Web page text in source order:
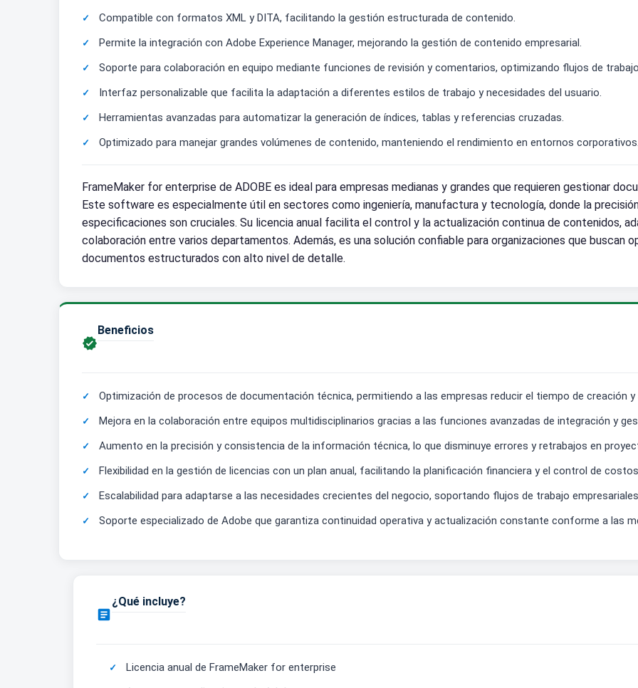
Compatible con formatos XML y DITA, facilitando la gestión estructurada de contenido.
Permite la integración con Adobe Experience Manager, mejorando la gestión de contenido empresarial.
Soporte para colaboración en equipo mediante funciones de revisión y comentarios, optimizando flujos de
Interfaz personalizable que facilita la adaptación a diferentes estilos de trabajo y necesidades del usuario.
Herramientas avanzadas para automatizar la generación de índices, tablas y referencias cruzadas.
Optimizado para manejar grandes volúmenes de contenido, manteniendo el rendimiento en entornos corporativos.
FrameMaker for enterprise de ADOBE es ideal para empresas medianas y grandes que requieren gestionar
Este software es especialmente útil en sectores como ingeniería, manufactura y tecnología, donde la
especificaciones son cruciales. Su licencia anual facilita el control y la actualización continua de contenidos,
colaboración entre varios departamentos. Además, es una solución confiable para organizaciones que buscan
documentos estructurados con alto nivel de detalle.

Beneficios
Optimización de procesos de documentación técnica, permitiendo a las empresas reducir el tiempo de creación
Mejora en la colaboración entre equipos multidisciplinarios gracias a las funciones avanzadas de integración y
Aumento en la precisión y consistencia de la información técnica, lo que disminuye errores y retrabajos en
Flexibilidad en la gestión de licencias con un plan anual, facilitando la planificación financiera y el control de
Escalabilidad para adaptarse a las necesidades crecientes del negocio, soportando flujos de trabajo
Soporte especializado de Adobe que garantiza continuidad operativa y actualización constante conforme a las

¿Qué incluye?
Licencia anual de FrameMaker for enterprise